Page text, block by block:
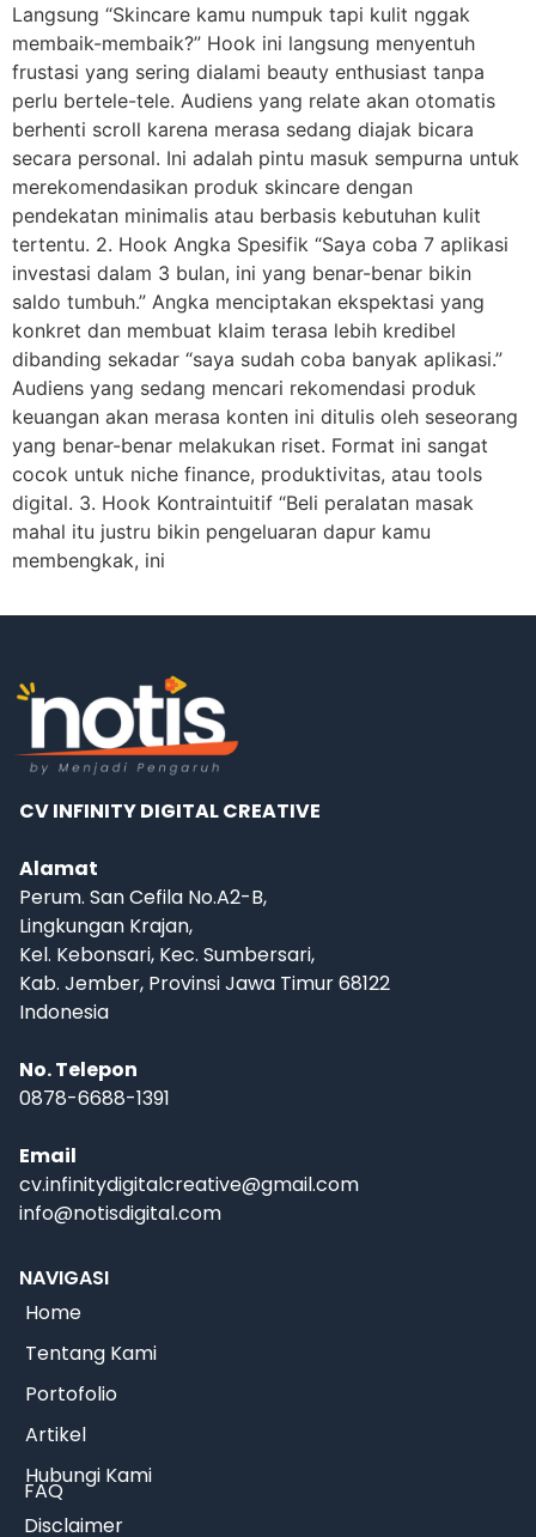
Langsung “Skincare kamu numpuk tapi kulit nggak
membaik-membaik?” Hook ini langsung menyentuh
frustasi yang sering dialami beauty enthusiast tanpa
perlu bertele-tele. Audiens yang relate akan otomatis
berhenti scroll karena merasa sedang diajak bicara
secara personal. Ini adalah pintu masuk sempurna untuk
merekomendasikan produk skincare dengan
pendekatan minimalis atau berbasis kebutuhan kulit
tertentu. 2. Hook Angka Spesifik “Saya coba 7 aplikasi
investasi dalam 3 bulan, ini yang benar-benar bikin
saldo tumbuh.” Angka menciptakan ekspektasi yang
konkret dan membuat klaim terasa lebih kredibel
dibanding sekadar “saya sudah coba banyak aplikasi.”
Audiens yang sedang mencari rekomendasi produk
keuangan akan merasa konten ini ditulis oleh seseorang
yang benar-benar melakukan riset. Format ini sangat
cocok untuk niche finance, produktivitas, atau tools
digital. 3. Hook Kontraintuitif “Beli peralatan masak
mahal itu justru bikin pengeluaran dapur kamu
membengkak, ini
CV INFINITY DIGITAL CREATIVE
Alamat
Perum. San Cefila No.A2-B,
Lingkungan Krajan,
Kel. Kebonsari, Kec. Sumbersari,
Kab. Jember, Provinsi Jawa Timur 68122
Indonesia
No. Telepon
0878-6688-1391
Email
cv.infinitydigitalcreative@gmail.com
info@notisdigital.com
NAVIGASI
Home
Tentang Kami
Portofolio
Artikel
Hubungi Kami
FAQ
Disclaimer